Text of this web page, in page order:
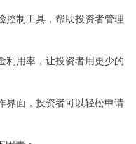
控制工具，帮助投资者管理
利用率，让投资者用更少的
界面，投资者可以轻松申请